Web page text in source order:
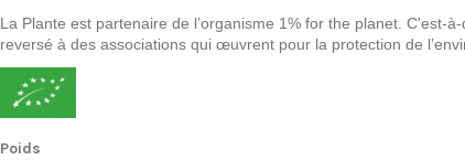
La Plante est partenaire de l’organisme 1% for the planet. C'est-
reversé à des associations qui œuvrent pour la protection de
Poids